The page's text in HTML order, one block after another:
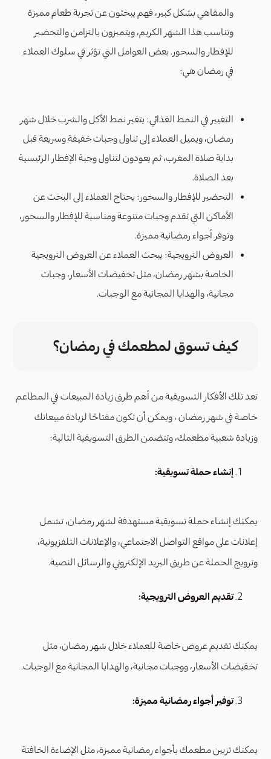
والمقاهي بشكل كبير، فهم يبحثون عن تجربة طعام مميزة
وتناسب هذا الشهر الكريم، ويتميزون بالتزامن والتحضير
للإفطار والسحور. بعض العوامل التي تؤثر في سلوك العملاء
في رمضان هي:
التغيير في النمط الغذائي: يتغير نمط الأكل والشرب خلال شهر
رمضان، ويميل العملاء إلى تناول وجبات خفيفة وسريعة قبل
بداية صلاة المغرب، ثم يعودون لتناول وجبة الإفطار الرئيسية
بعد الصلاة.
التحضير للإفطار والسحور: يحتاج العملاء إلى البحث عن
الأماكن التي تقدم وجبات متنوعة ومناسبة للإفطار والسحور،
وتوفر أجواء رمضانية مميزة.
العروض الترويجية: يبحث العملاء عن العروض الترويجية
الخاصة بشهر رمضان، مثل تخفيضات الأسعار، وجبات
مجانية، والهدايا المجانية مع الوجبات.
كيف تسوق لمطعمك في رمضان؟
تعد تلك الأفكار التسويقية من أهم طرق زيادة المبيعات في المطاعم
خاصة في شهر رمضان ، ويمكن أن تكون مفتاحًا لزيادة مبيعاتك
وزيادة شعبية مطعمك، وتتضمن الطرق التسويقية التالية:
إنشاء حملة تسويقية:
يمكنك إنشاء حملة تسويقية مستهدفة لشهر رمضان، تشمل
إعلانات على مواقع التواصل الاجتماعي، والإعلانات التلفزيونية،
وترويج الحملة عن طريق البريد الإلكتروني والرسائل النصية.
تقديم العروض الترويجية:
يمكنك تقديم عروض خاصة للعملاء خلال شهر رمضان، مثل
تخفيضات الأسعار، ووجبات مجانية، والهدايا المجانية مع الوجبات.
توفير أجواء رمضانية مميزة:
يمكنك تزيين مطعمك بأجواء رمضانية مميزة، مثل الإضاءة الخافتة